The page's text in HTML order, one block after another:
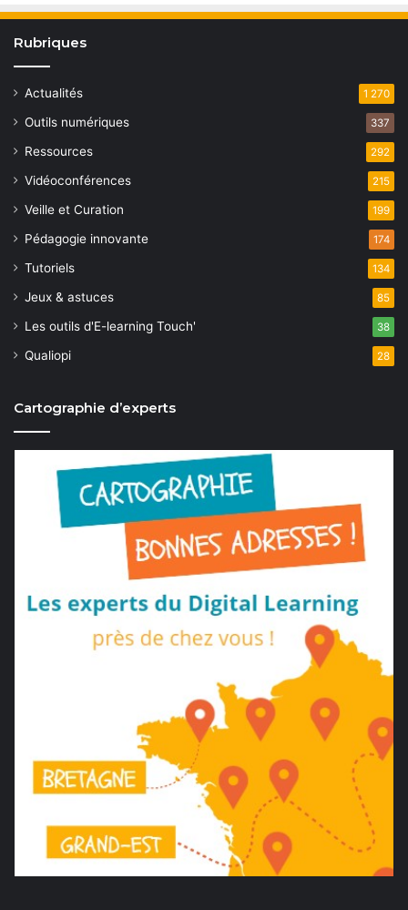
Rubriques
Actualités 1 270
Outils numériques 337
Ressources 292
Vidéoconférences 215
Veille et Curation 199
Pédagogie innovante 174
Tutoriels 134
Jeux & astuces 85
Les outils d'E-learning Touch' 38
Qualiopi 28
Cartographie d’experts